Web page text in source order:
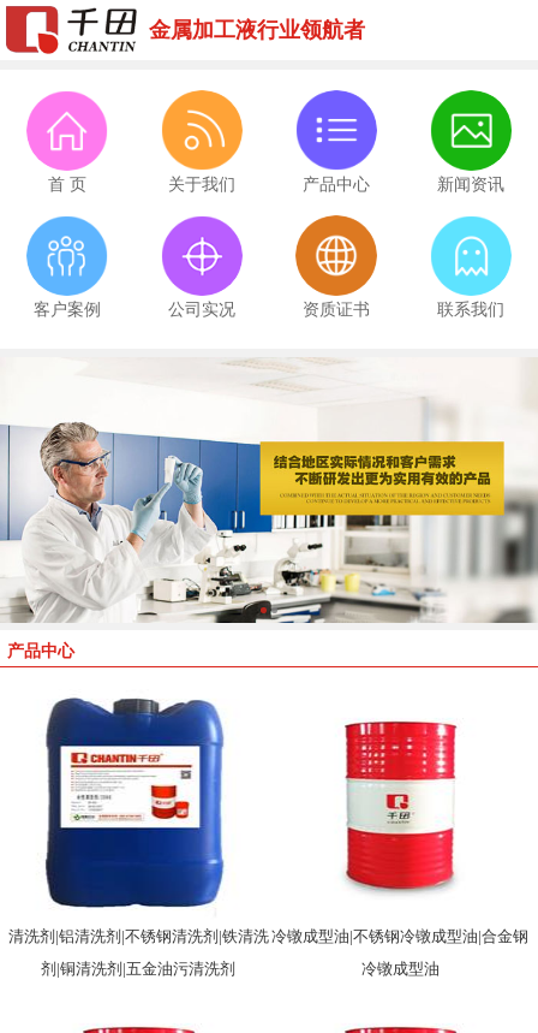
金属加工液行业领航者
首 页 关于我们 产品中心 新闻资讯
客户案例 公司实况 资质证书 联系我们
产品中心
清洗剂|铝清洗剂|不锈钢清洗剂|铁清洗
剂|铜清洗剂|五金油污清洗剂
冷镦成型油|不锈钢冷镦成型油|合金钢
冷镦成型油